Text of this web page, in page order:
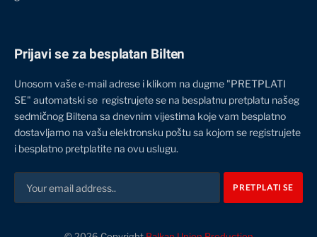
Prijavi se za besplatan Bilten
Unosom vaše e-mail adrese i klikom na dugme "PRETPLATI
SE" automatski se registrujete se na besplatnu pretplatu našeg
sedmičnog Biltena sa dnevnim vijestima koje vam besplatno
dostavljamo na vašu elektronsku poštu sa kojom se registrujete
i besplatno pretplatite na ovu uslugu.